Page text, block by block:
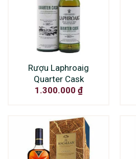
Rượu Laphroaig
Quarter Cask
1.300.000 ₫